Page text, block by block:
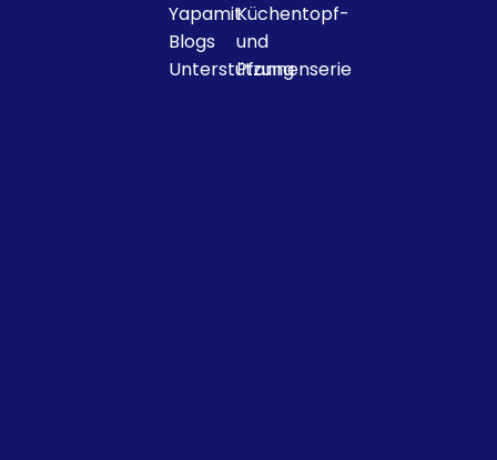
Yapamit
Blogs
Unterstützung
Küchentopf-
und
Pfannenserie